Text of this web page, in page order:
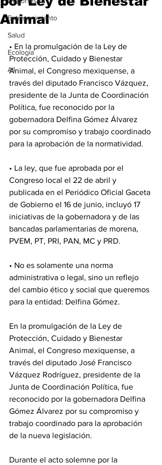
Entretenimiento
Salud
Ecología
All
Animal
• En la promulgación de la Ley de
Protección, Cuidado y Bienestar
Animal, el Congreso mexiquense, a
través del diputado Francisco Vázquez,
presidente de la Junta de Coordinación
Política, fue reconocido por la
gobernadora Delfina Gómez Álvarez
por su compromiso y trabajo coordinado
para la aprobación de la normatividad.
• La ley, que fue aprobada por el
Congreso local el 22 de abril y
publicada en el Periódico Oficial Gaceta
de Gobierno el 16 de junio, incluyó 17
iniciativas de la gobernadora y de las
bancadas parlamentarias de morena,
PVEM, PT, PRI, PAN, MC y PRD.
• No es solamente una norma
administrativa o legal, sino un reflejo
del cambio ético y social que queremos
para la entidad: Delfina Gómez.
En la promulgación de la Ley de
Protección, Cuidado y Bienestar
Animal, el Congreso mexiquense, a
través del diputado José Francisco
Vázquez Rodríguez, presidente de la
Junta de Coordinación Política, fue
reconocido por la gobernadora Delfina
Gómez Álvarez por su compromiso y
trabajo coordinado para la aprobación
de la nueva legislación.
Durante el acto solemne por la